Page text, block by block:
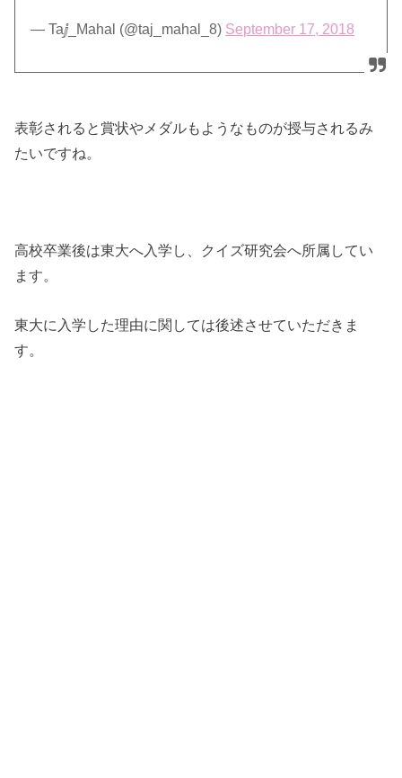
— Taⅉ_Mahal (@taj_mahal_8) September 17, 2018
表彰されると賞状やメダルもようなものが授与されるみ
たいですね。
高校卒業後は東大へ入学し、クイズ研究会へ所属してい
ます。
東大に入学した理由に関しては後述させていただきま
す。